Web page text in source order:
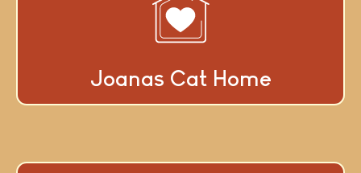
Joanas Cat Home